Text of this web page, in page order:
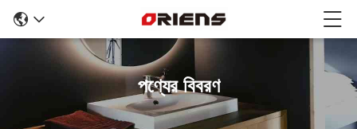
পণ্যের বিবরণ